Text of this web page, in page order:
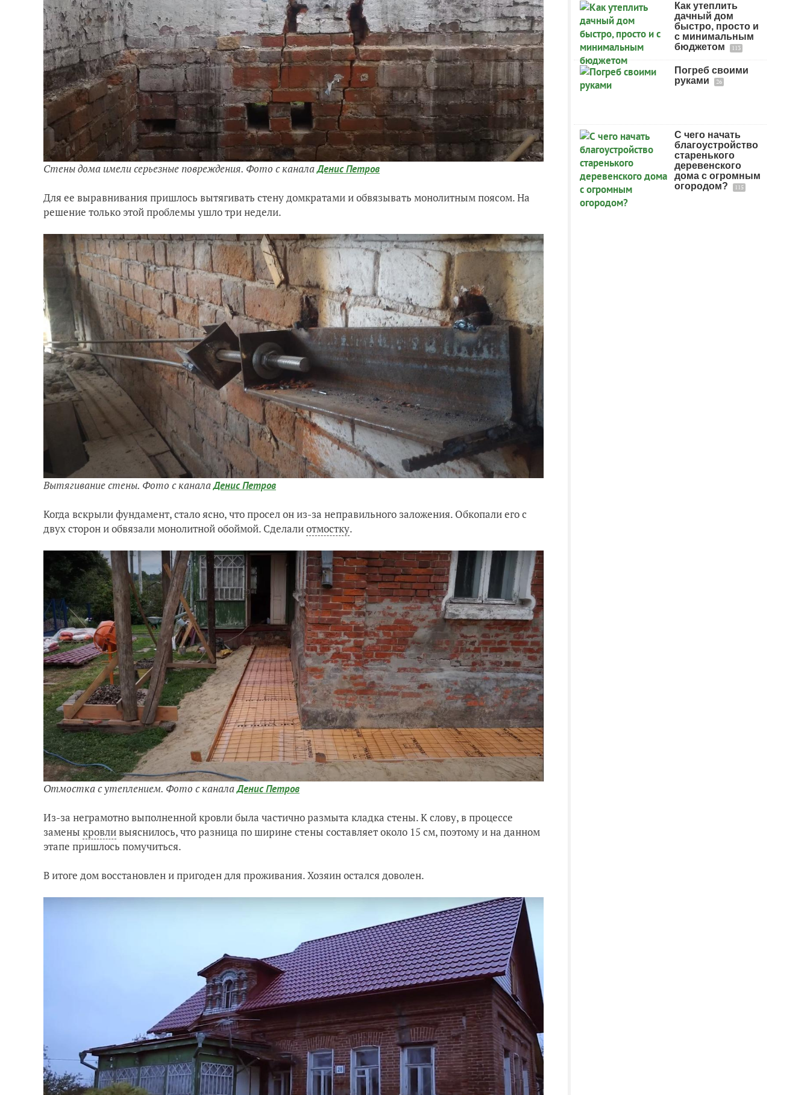
Стены дома имели серьезные повреждения. Фото с каналаДенис Петров
Для ее выравнивания пришлось вытягивать стену домкратами и обвязывать монолитным поясом. На
решение только этой проблемы ушло три недели.
Вытягивание стены. Фото с каналаДенис Петров
Когда вскрыли фундамент, стало ясно, что просел он из-за неправильного заложения. Обкопали его с
двух сторон и обвязали монолитной обоймой. Сделалиотмостку.
Отмостка с утеплением. Фото с каналаДенис Петров
Из-за неграмотно выполненной кровли была частично размыта кладка стены. К слову, в процессе
замены кровливыяснилось, что разница по ширине стены составляет около 15 см, поэтому и на данном
этапе пришлось помучиться.
В итоге дом восстановлен и пригоден для проживания. Хозяин остался доволен.
Как утеплить
дачный дом
быстро, просто и
с минимальным
бюджетом
113
Погреб своими
руками
26
С чего начать
благоустройство
старенького
деревенского
дома с огромным
огородом?
115